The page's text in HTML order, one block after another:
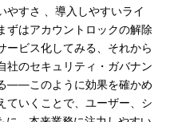
やすさ 、導入しやすいライ
ずはアカウントロックの解除
ービス化してみる、それから
社のセキュリティ・ガバナン
――このように効果を確かめ
ていくことで、ユーザー、シ